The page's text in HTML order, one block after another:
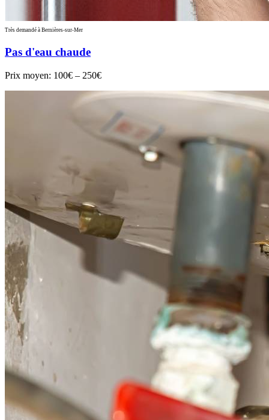
Très demandé à Bernières-sur-Mer
Pas d'eau chaude
Prix moyen: 100€ – 250€